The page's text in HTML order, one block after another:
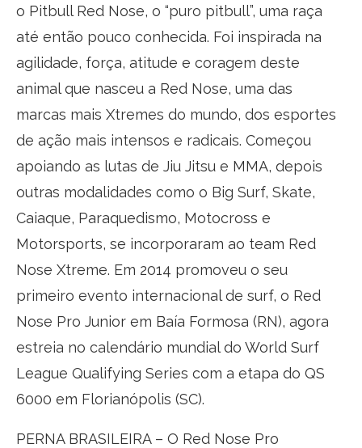
o Pitbull Red Nose, o “puro pitbull”, uma raça
até então pouco conhecida. Foi inspirada na
agilidade, força, atitude e coragem deste
animal que nasceu a Red Nose, uma das
marcas mais Xtremes do mundo, dos esportes
de ação mais intensos e radicais. Começou
apoiando as lutas de Jiu Jitsu e MMA, depois
outras modalidades como o Big Surf, Skate,
Caiaque, Paraquedismo, Motocross e
Motorsports, se incorporaram ao team Red
Nose Xtreme. Em 2014 promoveu o seu
primeiro evento internacional de surf, o Red
Nose Pro Junior em Baía Formosa (RN), agora
estreia no calendário mundial do World Surf
League Qualifying Series com a etapa do QS
6000 em Florianópolis (SC).
PERNA BRASILEIRA – O Red Nose Pro